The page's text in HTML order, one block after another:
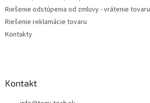
Riešenie odstúpenia od zmluvy - vrátenie tovaru
Riešenie reklamácie tovaru
Kontakty
Kontakt